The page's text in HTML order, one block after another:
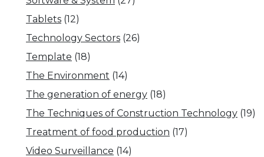
Tablets (12)
Technology Sectors (26)
Template (18)
The Environment (14)
The generation of energy (18)
The Techniques of Construction Technology (19)
Treatment of food production (17)
Video Surveillance (14)